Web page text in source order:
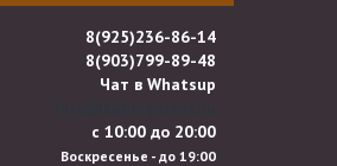
8(925)236-86-14
8(903)799-89-48
Чат в Whatsup
с 10:00 до 20:00
Воскресенье - до 19:00